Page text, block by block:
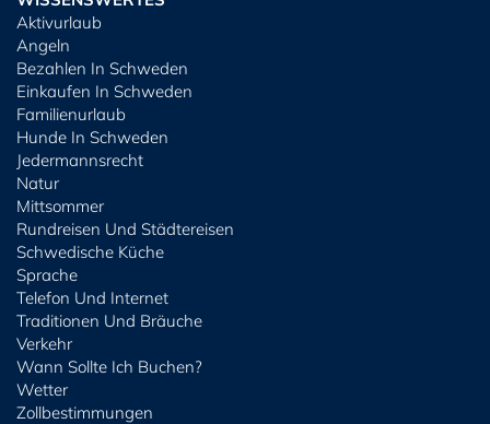
Aktivurlaub
Angeln
Bezahlen In Schweden
Einkaufen In Schweden
Familienurlaub
Hunde In Schweden
Jedermannsrecht
Natur
Mittsommer
Rundreisen Und Städtereisen
Schwedische Küche
Sprache
Telefon Und Internet
Traditionen Und Bräuche
Verkehr
Wann Sollte Ich Buchen?
Wetter
Zollbestimmungen